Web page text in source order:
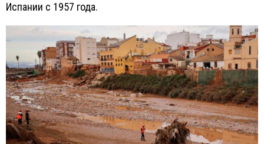
Испании с 1957 года.